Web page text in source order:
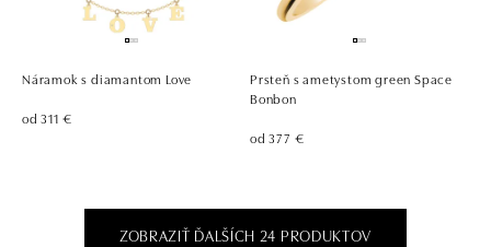
Náramok s diamantom Love
od 311 €
Prsteň s ametystom green Space
Bonbon
od 377 €
ZOBRAZIŤ ĎALŠÍCH 24 PRODUKTOV